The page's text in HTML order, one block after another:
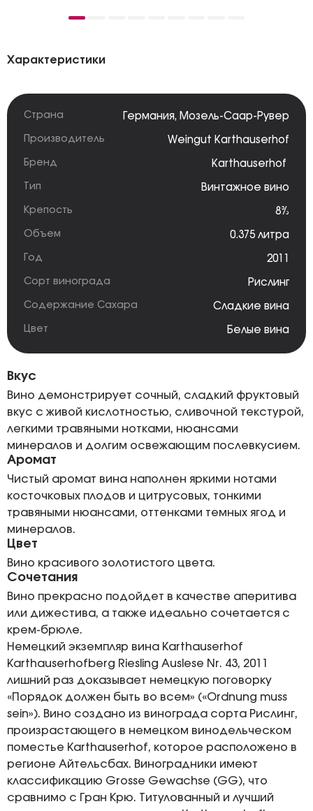
Характеристики
Страна Германия, Мозель-Саар-Рувер
Производитель Weingut Karthauserhof
Бренд Karthauserhof
Тип Винтажное вино
Крепость 8%
Объем 0.375 литра
Год 2011
Сорт винограда Рислинг
Содержание Сахара Сладкие вина
Цвет Белые вина
Вкус
Вино демонстрирует сочный, сладкий фруктовый
вкус с живой кислотностью, сливочной текстурой,
легкими травяными нотками, нюансами
минералов и долгим освежающим послевкусием.
Аромат
Чистый аромат вина наполнен яркими нотами
косточковых плодов и цитрусовых, тонкими
травяными нюансами, оттенками темных ягод и
минералов.
Цвет
Вино красивого золотистого цвета.
Сочетания
Вино прекрасно подойдет в качестве аперитива
или дижестива, а также идеально сочетается с
крем-брюле.
Немецкий экземпляр вина Karthauserhof
Karthauserhofberg Riesling Auslese Nr. 43, 2011
лишний раз доказывает немецкую поговорку
«Порядок должен быть во всем» («Ordnung muss
sein»). Вино создано из винограда сорта Рислинг,
произрастающего в немецком винодельческом
поместье Karthauserhof, которое расположено в
регионе Айтельсбах. Виноградники имеют
классификацию Grosse Gewachse (GG), что
сравнимо с Гран Крю. Титулованный и лучший